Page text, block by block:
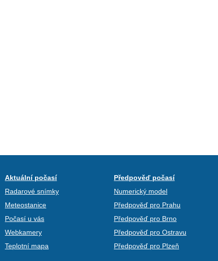
Aktuální počasí
Radarové snímky
Meteostanice
Počasí u vás
Webkamery
Teplotní mapa
Předpověď počasí
Numerický model
Předpověď pro Prahu
Předpověď pro Brno
Předpověď pro Ostravu
Předpověď pro Plzeň